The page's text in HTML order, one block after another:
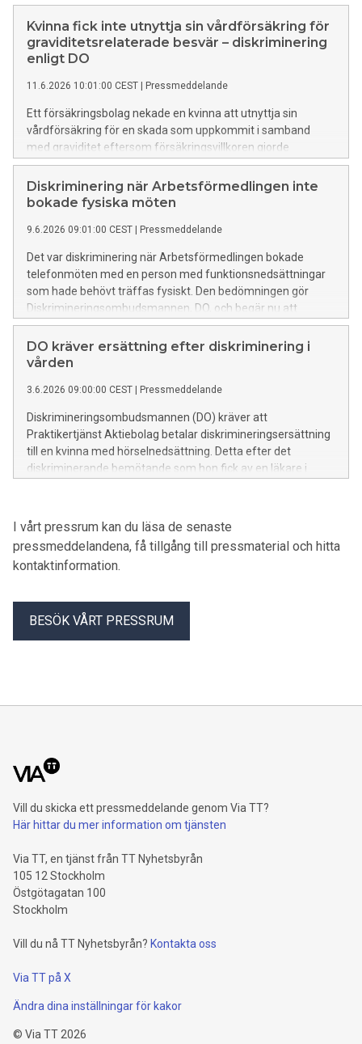
myndigheterna mötesplatsen Torget för mänskliga
rättigheter och demokrati under två dagar, med ett
fullspäckat program av montrar, seminarier,
rundabordssamtal och glassmingel med mera.
Kvinna fick inte utnyttja sin vårdförsäkring för
graviditetsrelaterade besvär – diskriminering
enligt DO
11.6.2026 10:01:00 CEST Pressmeddelande
Ett försäkringsbolag nekade en kvinna att utnyttja sin
vårdförsäkring för en skada som uppkommit i samband
med graviditet eftersom försäkringsvillkoren gjorde
undantag för sådana skador.
Diskrimineringsombudsmannen, DO, menar att kvinnan
utsatts för könsdiskriminering och begär nu att
henne.
Diskriminering när Arbetsförmedlingen inte
bokade fysiska möten
9.6.2026 09:01:00 CEST Pressmeddelande
Det var diskriminering när Arbetsförmedlingen bokade
telefonmöten med en person med funktionsnedsättningar
som hade behövt träffas fysiskt. Den bedömningen gör
Diskrimineringsombudsmannen, DO, och begär nu att
Arbetsförmedlingen betalar diskrimineringsersättning till
kvinnan.
DO kräver ersättning efter diskriminering i
vården
3.6.2026 09:00:00 CEST Pressmeddelande
Diskrimineringsombudsmannen (DO) kräver att
Praktikertjänst Aktiebolag betalar diskrimineringsersättning
till en kvinna med hörselnedsättning. Detta efter det
diskriminerande bemötande som hon fick av en läkare i
I vårt pressrum kan du läsa de senaste
pressmeddelandena, få tillgång till pressmaterial och hitta
kontaktinformation.
BESÖK VÅRT PRESSRUM
Vill du skicka ett pressmeddelande genom Via TT?
Här hittar du mer information om tjänsten
Via TT, en tjänst från TT Nyhetsbyrån
105 12 Stockholm
Östgötagatan 100
Stockholm
Vill du nå TT Nyhetsbyrån? Kontakta oss
Via TT på X
Ändra dina inställningar för kakor
© Via TT 2026